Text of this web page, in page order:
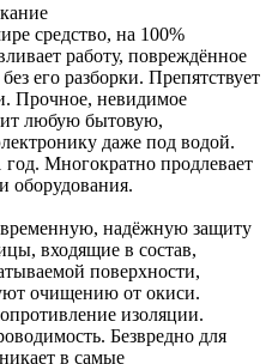
средство, на 100%
работу, повреждённое
его разборки. Препятствует
Прочное, невидимое
любую бытовую,
даже под водой.
Многократно продлевает
оборудования.
надёжную защиту
входящие в состав,
поверхности,
очищению от окиси.
изоляции.
Безвредно для
в самые